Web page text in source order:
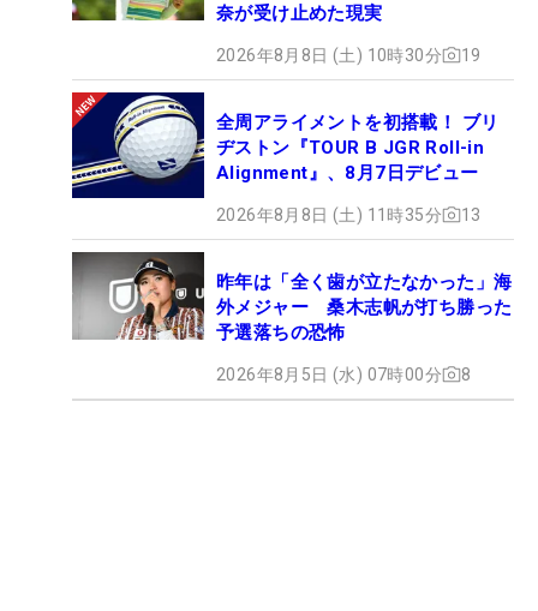
奈が受け止めた現実
2026年8月8日 (土) 10時30分 19
全周アライメントを初搭載！ ブリ
ヂストン『TOUR B JGR Roll-in
Alignment』、8月7日デビュー
2026年8月8日 (土) 11時35分 13
昨年は「全く歯が立たなかった」海
外メジャー 桑木志帆が打ち勝った
予選落ちの恐怖
2026年8月5日 (水) 07時00分 8